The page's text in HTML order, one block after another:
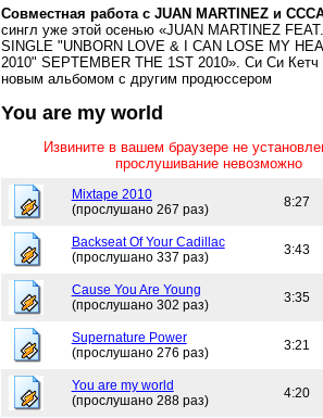
Совместная работа с JUAN MARTINEZ и
сингл уже этой осенью «JUAN MARTINEZ
SINGLE "UNBORN LOVE & I CAN LOSE MY
2010" SEPTEMBER THE 1ST 2010». Си Си Кетч
новым альбомом с другим продюссером
You are my world
Извините в вашем браузере не
прослушивание невозможно
Mixtape 2010
(прослушано 267 раз)
8:27
Backseat Of Your Cadillac
(прослушано 337 раз)
3:43
Cause You Are Young
(прослушано 302 раз)
3:35
Supernature Power
(прослушано 276 раз)
3:21
You are my world
(прослушано 288 раз)
4:20